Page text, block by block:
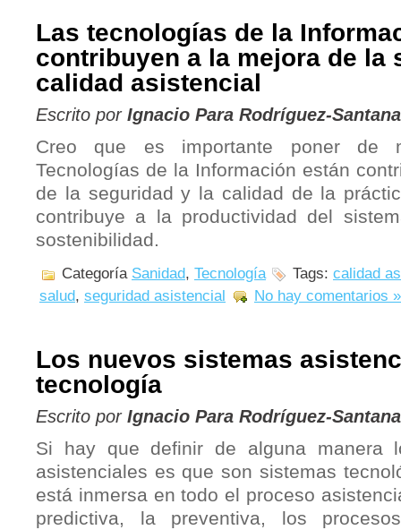
Las tecnologías de la
contribuyen a la mejora de la
calidad asistencial
Escrito por Ignacio Para Rodríguez-Santana
Creo que es importante poner de
Tecnologías de la Información están
de la seguridad y la calidad de la
contribuye a la productividad del
sostenibilidad.
Categoría Sanidad, Tecnología Tags: calidad
salud, seguridad asistencial No hay comentarios »
Los nuevos sistemas
tecnología
Escrito por Ignacio Para Rodríguez-Santana
Si hay que definir de alguna manera
asistenciales es que son sistemas
está inmersa en todo el proceso
predictiva, la preventiva, los